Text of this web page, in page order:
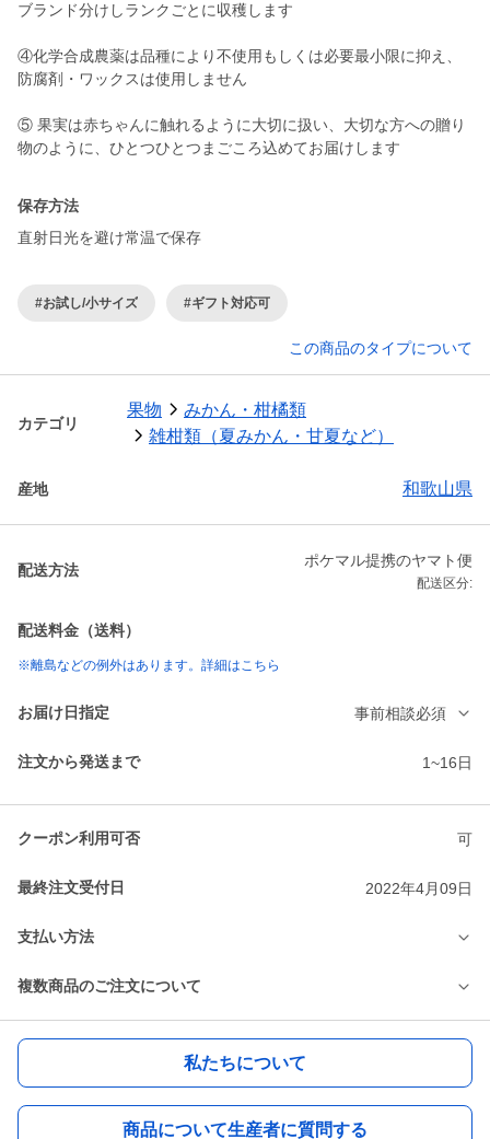
ブランド分けしランクごとに収穫します
④化学合成農薬は品種により不使用もしくは必要最小限に抑え、
防腐剤・ワックスは使用しません
⑤ 果実は赤ちゃんに触れるように大切に扱い、大切な方への贈り
保存方法
直射日光を避け常温で保存
#お試し/小サイズ #ギフト対応可
この商品のタイプについて
カテゴリ
果物
みかん・柑橘類
雑柑類（夏みかん・甘夏など）
産地 和歌山県
配送方法
ポケマル提携のヤマト便
配送区分:
配送料金（送料）
※離島などの例外はあります。詳細はこちら
お届け日指定 事前相談必須
注文から発送まで 1~16日
クーポン利用可否 可
最終注文受付日 2022年4月09日
支払い方法
複数商品のご注文について
私たちについて
商品について生産者に質問する